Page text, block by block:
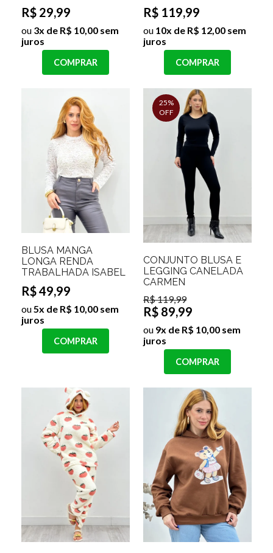
R$ 29,99
ou 3x de R$ 10,00 sem
juros
COMPRAR
R$ 119,99
ou 10x de R$ 12,00 sem
juros
COMPRAR
BLUSA MANGA
LONGA RENDA
TRABALHADA ISABEL
R$ 49,99
ou5x de R$ 10,00 sem
juros
COMPRAR
25%
OFF
CONJUNTO BLUSA E
LEGGING CANELADA
CARMEN
R$ 119,99
R$ 89,99
ou 9x de R$ 10,00 sem
juros
COMPRAR